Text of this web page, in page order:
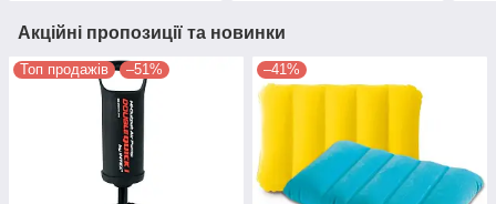
Акційні пропозиції та новинки
Топ продажів –51% –41%